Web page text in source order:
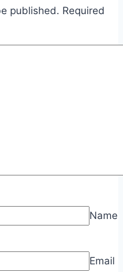
published. Required
Name
Email